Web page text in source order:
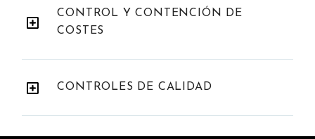
CONTROL Y CONTENCIÓN DE
COSTES
CONTROLES DE CALIDAD